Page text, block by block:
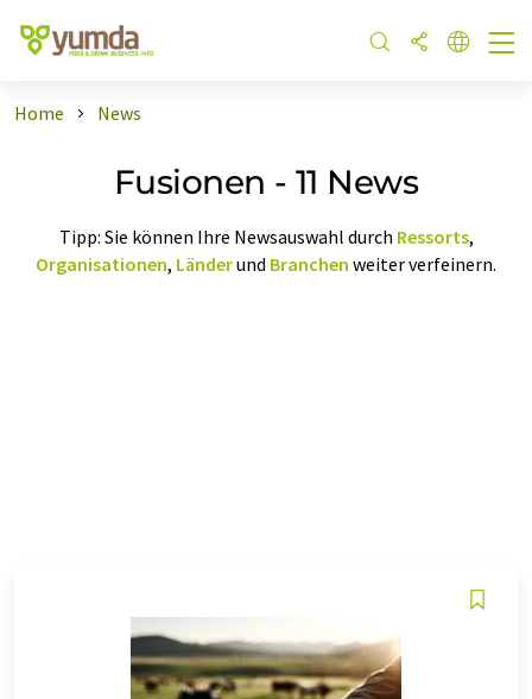
Home News
Fusionen - 11 News
Tipp: Sie können Ihre Newsauswahl durch Ressorts,
Organisationen, Länderund Branchen weiter verfeinern.